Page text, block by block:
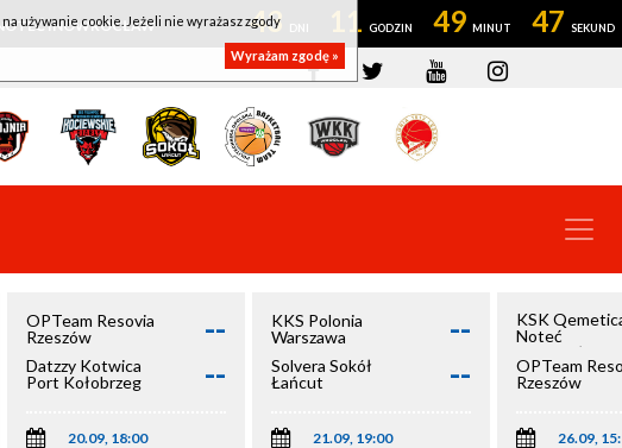
INOWROCŁAW 43 11 49 46
OPTeam Resovia
Rzeszów
--
Datzzy Kotwica
Port Kołobrzeg
--
20.09, 18:00
KKS Polonia
Warszawa
--
Solvera Sokół
Łańcut
--
21.09, 19:00
KSK
Noteć
Inowrocław
OPTeam
Rzeszów
26.09,
używanie cookie. Jeżeli nie wyrażasz zgody
Wyrażam zgodę »